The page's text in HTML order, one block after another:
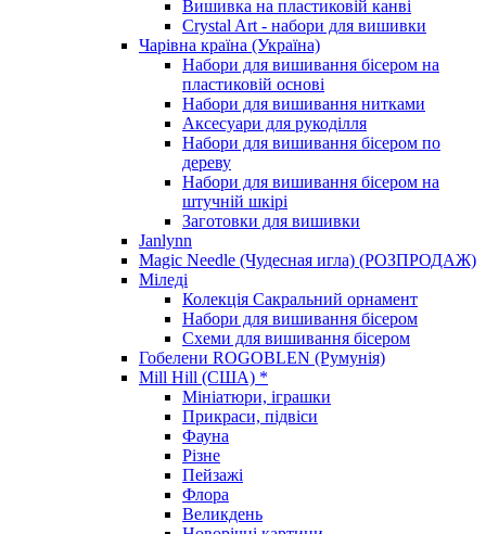
Вишивка на пластиковій канві
Crystal Art - набори для вишивки
Чарівна країна (Україна)
Набори для вишивання бісером на
пластиковій основі
Набори для вишивання нитками
Аксесуари для рукоділля
Набори для вишивання бісером по
дереву
Набори для вишивання бісером на
штучній шкірі
Заготовки для вишивки
Janlynn
Magic Needle (Чудесная игла) (РОЗПРОДАЖ)
Міледі
Колекція Сакральний орнамент
Набори для вишивання бісером
Схеми для вишивання бісером
Гобелени ROGOBLEN (Румунія)
Mill Hill (США) *
Мініатюри, іграшки
Прикраси, підвіси
Фауна
Різне
Пейзажі
Флора
Великдень